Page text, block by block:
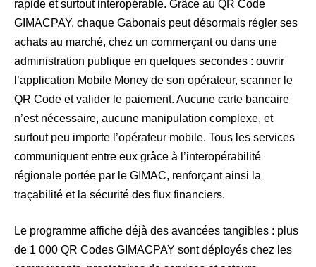
rapide et surtout interopérable. Grâce au QR Code
GIMACPAY, chaque Gabonais peut désormais régler ses
achats au marché, chez un commerçant ou dans une
administration publique en quelques secondes : ouvrir
l’application Mobile Money de son opérateur, scanner le
QR Code et valider le paiement. Aucune carte bancaire
n’est nécessaire, aucune manipulation complexe, et
surtout peu importe l’opérateur mobile. Tous les services
communiquent entre eux grâce à l’interopérabilité
régionale portée par le GIMAC, renforçant ainsi la
traçabilité et la sécurité des flux financiers.
Le programme affiche déjà des avancées tangibles : plus
de 1 000 QR Codes GIMACPAY sont déployés chez les